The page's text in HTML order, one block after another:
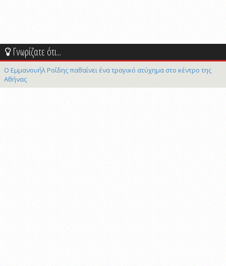
Γνωρίζατε ότι...
Ο Εμμανουήλ Ροΐδης παθαίνει ένα τραγικό ατύχημα στο κέντρο της
Αθήνας